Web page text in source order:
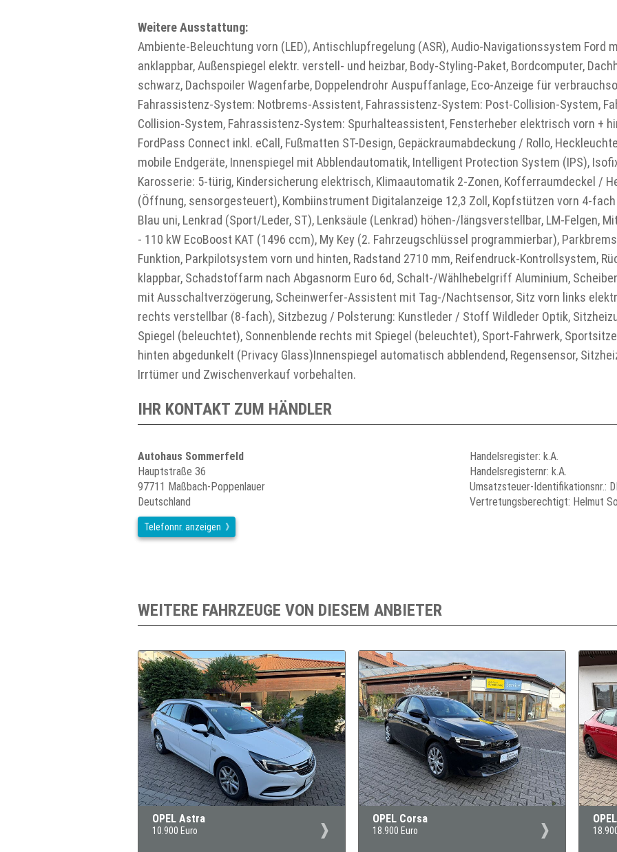
Weitere Ausstattung:
Ambiente-Beleuchtung vorn (LED), Antischlupfregelung (ASR), Audio-Navigationssystem Ford
anklappbar, Außenspiegel elektr. verstell- und heizbar, Body-Styling-Paket, Bordcomputer,
schwarz, Dachspoiler Wagenfarbe, Doppelendrohr Auspuffanlage, Eco-Anzeige für
Fahrassistenz-System: Notbrems-Assistent, Fahrassistenz-System: Post-Collision-System,
Collision-System, Fahrassistenz-System: Spurhalteassistent, Fensterheber elektrisch vorn +
FordPass Connect inkl. eCall, Fußmatten ST-Design, Gepäckraumabdeckung / Rollo,
mobile Endgeräte, Innenspiegel mit Abblendautomatik, Intelligent Protection System (IPS),
Karosserie: 5-türig, Kindersicherung elektrisch, Klimaautomatik 2-Zonen, Kofferraumdeckel /
(Öffnung, sensorgesteuert), Kombiinstrument Digitalanzeige 12,3 Zoll, Kopfstützen vorn 4-
Blau uni, Lenkrad (Sport/Leder, ST), Lenksäule (Lenkrad) höhen-/längsverstellbar, LM-Felgen,
- 110 kW EcoBoost KAT (1496 ccm), My Key (2. Fahrzeugschlüssel programmierbar),
Funktion, Parkpilotsystem vorn und hinten, Radstand 2710 mm, Reifendruck-Kontrollsystem,
klappbar, Schadstoffarm nach Abgasnorm Euro 6d, Schalt-/Wählhebelgriff Aluminium,
mit Ausschaltverzögerung, Scheinwerfer-Assistent mit Tag-/Nachtsensor, Sitz vorn links
rechts verstellbar (8-fach), Sitzbezug / Polsterung: Kunstleder / Stoff Wildleder Optik,
Spiegel (beleuchtet), Sonnenblende rechts mit Spiegel (beleuchtet), Sport-Fahrwerk,
hinten abgedunkelt (Privacy Glass)Innenspiegel automatisch abblendend, Regensensor,
Irrtümer und Zwischenverkauf vorbehalten.
IHR KONTAKT ZUM HÄNDLER
Autohaus Sommerfeld
Hauptstraße 36
97711 Maßbach-Poppenlauer
Deutschland
Telefonnr. anzeigen
Handelsregister: k.A.
Handelsregisternr: k.A.
Umsatzsteuer-Identifikationsnr.:
Vertretungsberechtigt: Helmut
WEITERE FAHRZEUGE VON DIESEM ANBIETER
OPEL Astra
10.900 Euro
OPEL Corsa
18.900 Euro